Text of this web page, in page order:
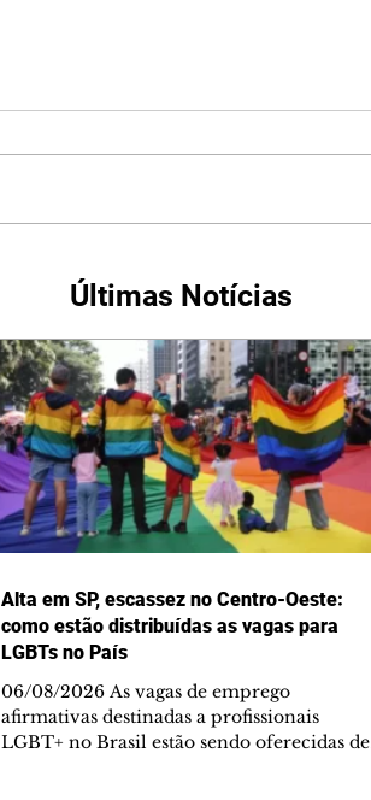
Últimas Notícias
Alta em SP, escassez no Centro-Oeste:
como estão distribuídas as vagas para
LGBTs no País
06/08/2026 As vagas de emprego
afirmativas destinadas a profissionais
LGBT+ no Brasil estão sendo oferecidas de